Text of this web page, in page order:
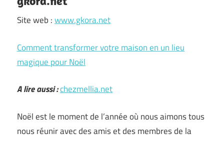
Site web :www.gkora.net
Comment transformer votre maison en un lieu
magique pour Noël
A lire aussi :chezmellia.net
Noël est le moment de l’année où nous aimons tous
nous réunir avec des amis et des membres de la